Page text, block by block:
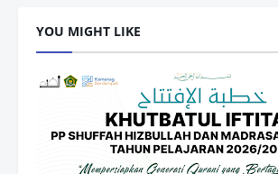
p
YOU MIGHT LIKE